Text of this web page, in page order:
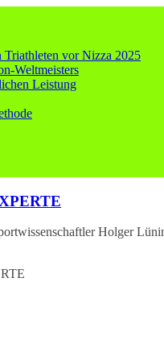
Triathleten vor Nizza 2025
Weltmeisters
Leistung
Holger